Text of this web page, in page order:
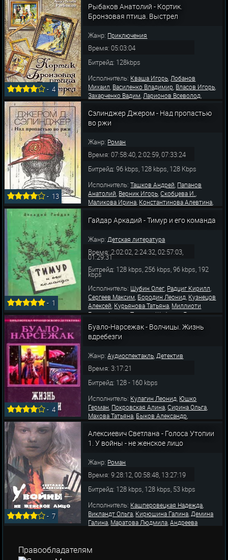
Бородин Леонид,Кузнецов Алексей
Левашев Владимир, Перцева Надежда
Курский Александр
-4
Рыбаков Анатолий - Кортик.
Бронзовая птица. Выстрел
Жанр: Приключения
Время: 05:03:04
Битрейд: 128kbps
Исполнитель: Кваша Игорь,Лобанов
Михаил, Василенко Владимир, Власов Игорь,
Захарченко Вадим,Ларионов Всеволод,
Сушкевич Чеслав,Граббе Николай,Агапова
Нина,Шабарин Лев
Алек
- 13
Сэлинджер Джером - Над пропастью
во ржи
Жанр: Роман
Время: 07:58:40, 2:02:59, 07:33:24
Битрейд: 96 kbps, 128 kbps, 128 Kbps
Исполнитель:Ташков Андрей, Папанов
Анатолий, Верник Игорь,Скобцева И.,
Маликова Ирина, Константинова Алевтина,
- 1
Гайдар Аркадий - Тимур и его команда
Жанр: Детская литература
Время: 2:02:02, 2:24:32, 02:57:03,
01:29:31
Битрейд: 128 kbps, 256 kbps, 96 kbps, 192
kbps
Исполнитель: Шубин Олег Радциг Кирилл
Сергеев Максим Бородин Леонид Кузнецов
Алексей Курьянова Татьяна Миллиоти
Елена
Аксюта Татьяна Шабарин Лев
Потоцкая Ирина Филимонов Дмитрий
Лобанов Михаил,Лисовская Янина,
Шатилова Татьяна
-4
Буало-Нарсежак - Волчицы. Жизнь
вдребезги
Жанр:Аудиоспектакль,Детектив
Время: 3:17:21
Битрейд: 128 - 160 kbps
Исполнитель: Кулагин Леонид, Юшко
Герман, Покровская Алина,Сирина Ольга,
Махова Татьяна, Быков Александр,
Владимир,Гранов Владимир
-7
Алексиевич Светлана - Голоса Утопии
1. У войны - не женское лицо
Жанр: Роман
Время: 9:28:12, 00:58:48, 13:27:19
Битрейд: 128 kbps, 128 kbps, 53 kbps
Исполнитель: Кашперовецкая Надежда,
Викландт Ольга, Кирюшина Галина,Демина
Галина, Маратова Людмила,Андреева
Маркова Надежда
Правообладателям